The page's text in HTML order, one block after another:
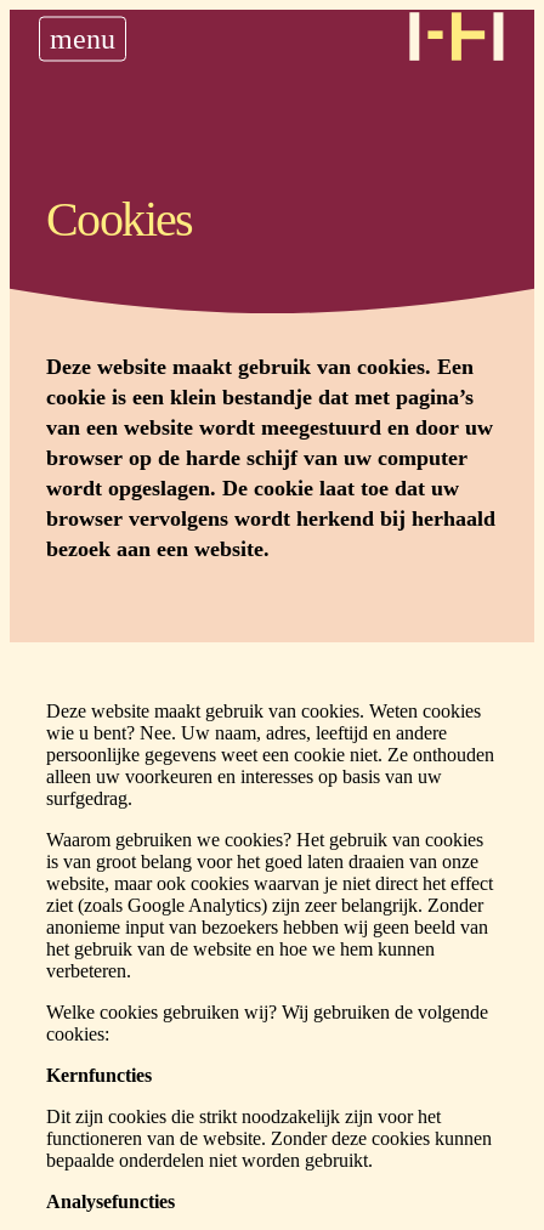
nieuws
historie
menu
Cookies
Deze website maakt gebruik van cookies. Een
cookie is een klein bestandje dat met pagina’s
van een website wordt meegestuurd en door uw
browser op de harde schijf van uw computer
wordt opgeslagen. De cookie laat toe dat uw
browser vervolgens wordt herkend bij herhaald
bezoek aan een website.
Deze website maakt gebruik van cookies. Weten cookies
wie u bent? Nee. Uw naam, adres, leeftijd en andere
persoonlijke gegevens weet een cookie niet. Ze onthouden
alleen uw voorkeuren en interesses op basis van uw
surfgedrag.
Waarom gebruiken we cookies? Het gebruik van cookies
is van groot belang voor het goed laten draaien van onze
website, maar ook cookies waarvan je niet direct het effect
ziet (zoals Google Analytics) zijn zeer belangrijk. Zonder
anonieme input van bezoekers hebben wij geen beeld van
het gebruik van de website en hoe we hem kunnen
verbeteren.
Welke cookies gebruiken wij? Wij gebruiken de volgende
cookies:
Kernfuncties
Dit zijn cookies die strikt noodzakelijk zijn voor het
functioneren van de website. Zonder deze cookies kunnen
bepaalde onderdelen niet worden gebruikt.
Analysefuncties